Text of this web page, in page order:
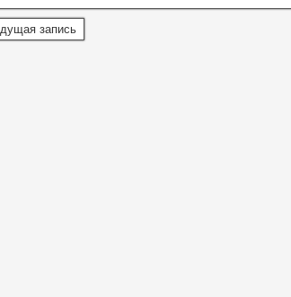
запись